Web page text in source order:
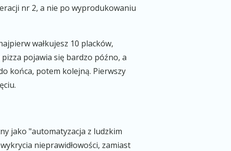
nr 2, a nie po wyprodukowaniu
wałkujesz 10 placków,
pojawia się bardzo późno, a
końca, potem kolejną. Pierwszy
jako "automatyzacja z ludzkim
nieprawidłowości, zamiast